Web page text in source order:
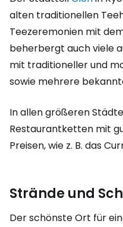
alten traditionellen
Teezeremonien mit
beherbergt auch viele
mit traditioneller und
sowie mehrere
In allen größeren
Restaurantketten mit
Preisen, wie z. B. das
Strände und
Der schönste Ort für